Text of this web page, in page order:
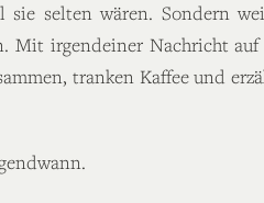
sie selten wären. Sondern
irgendeiner Nachricht
tranken Kaffee und